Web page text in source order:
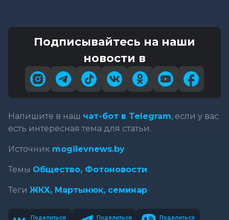
Подписывайтесь на наши
новости в
Напишите в наш чат-бот в Telegram, если у вас
есть интересная тема для статьи.
Источник mogilevnews.by
Темы Общество, Фотоновости
Теги ЖКХ, Мартынюк, семинар
Поделиться
Поделиться
Поделиться